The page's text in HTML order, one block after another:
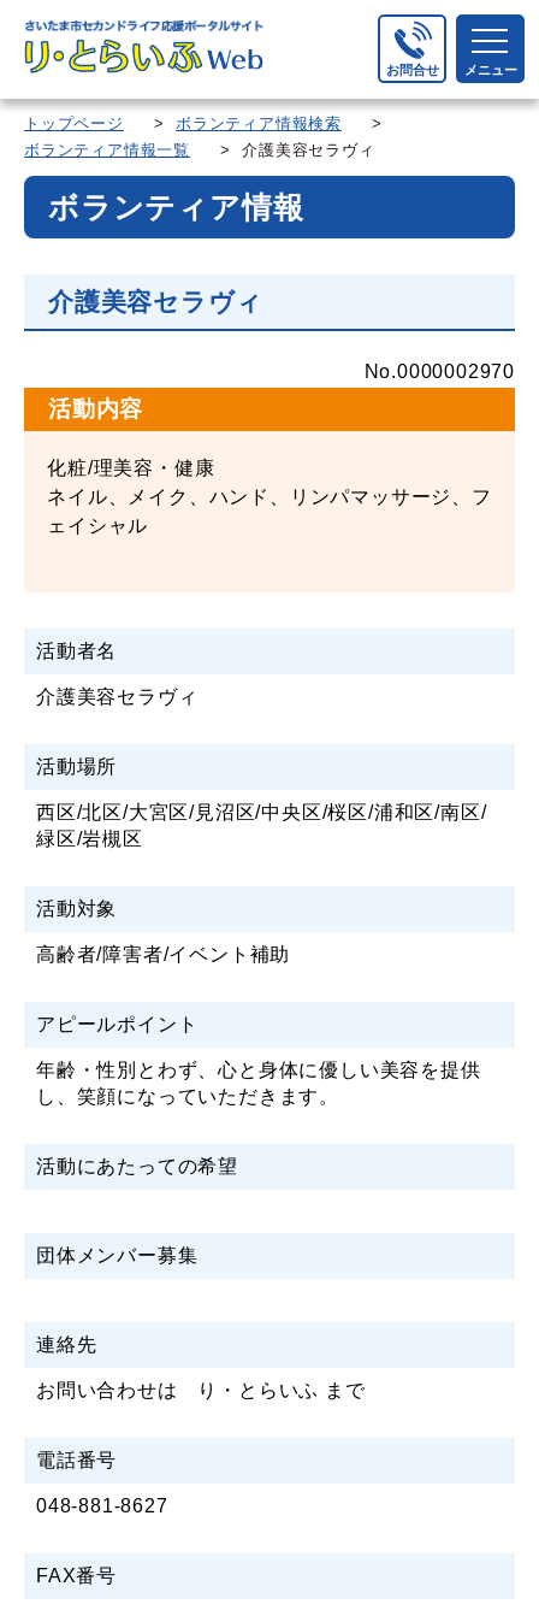
お問合せ メニュー
トップページ >ボランティア情報検索
>
ボランティア情報一覧
> 介護美容セラヴィ
ボランティア情報
介護美容セラヴィ
No.0000002970
活動内容
化粧/理美容・健康
ネイル、メイク、ハンド、リンパマッサージ、フ
ェイシャル
活動者名
介護美容セラヴィ
活動場所
西区/北区/大宮区/見沼区/中央区/桜区/浦和区/南区/
緑区/岩槻区
活動対象
高齢者/障害者/イベント補助
アピールポイント
年齢・性別とわず、心と身体に優しい美容を提供
し、笑顔になっていただきます。
活動にあたっての希望
団体メンバー募集
連絡先
お問い合わせは り・とらいふ まで
電話番号
048-881-8627
FAX番号